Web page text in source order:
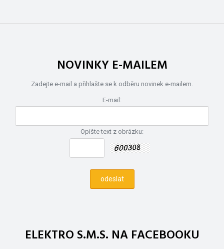
NOVINKY E-MAILEM
Zadejte e-mail a přihlašte se k odběru novinek e-mailem.
E-mail:
Opište text z obrázku:
ELEKTRO S.M.S. NA FACEBOOKU